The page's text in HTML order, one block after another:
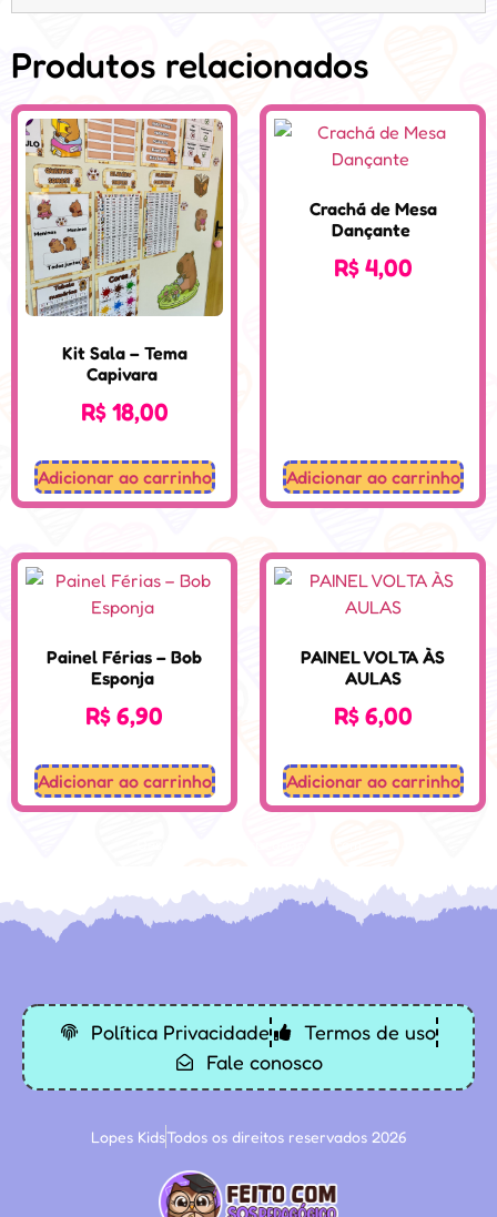
Produtos relacionados
Kit Sala – Tema
Capivara
R$18,00
Adicionar ao carrinho
Crachá de Mesa
Dançante
R$4,00
Adicionar ao carrinho
Painel Férias – Bob
Esponja
R$6,90
Adicionar ao carrinho
PAINEL VOLTA ÀS
AULAS
R$6,00
Adicionar ao carrinho
Política Privacidade
Termos de uso
Fale conosco
Lopes KidsTodos os direitos reservados 2026